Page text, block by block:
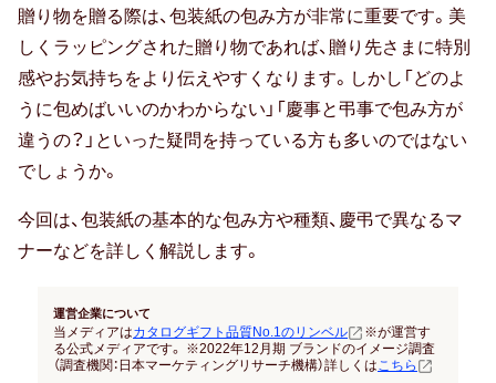
香典返し
喪中見舞い
引き出物
法事 引出物
お祝い･お見舞いTOP
贈り物を贈る際は、包装紙の包み方が非常に重要です。美
しくラッピングされた贈り物であれば、贈り先さまに特別
感やお気持ちをより伝えやすくなります。しかし「どのよ
うに包めばいいのかわからない」「慶事と弔事で包み方が
違うの？」といった疑問を持っている方も多いのではない
でしょうか。
今回は、包装紙の基本的な包み方や種類、慶弔で異なるマ
ナーなどを詳しく解説します。
運営企業について
当メディアはカタログギフト品質No.1のリンベル
※が運営す
る公式メディアです。 ※2022年12月期 ブランドのイメージ調査
（調査機関：日本マーケティングリサーチ機構）詳しくはこちら